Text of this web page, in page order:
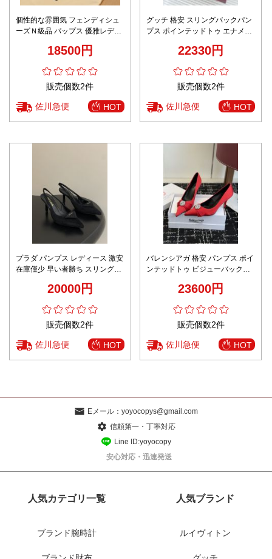
個性的な雰囲気 フェンディシュ
ーズＮ級品 パップス 優雅レディ
18500円
販売個数2件
佐川急便 HOT
グッチ 格安 スリングバックパン
プス ポインテッドトゥ エナメル
22330円
販売個数2件
佐川急便 HOT
プラダ パンプス レディース 激安
在庫僅少 早い者勝ち スリングバ
デル 上品で洗練された印象
20000円
販売個数2件
佐川急便 HOT
バレンシアガ 格安 パンプス ポイ
ンテッドトゥ ビジューバックル
23600円
販売個数2件
佐川急便 HOT
Eメール： yoyocopys@gmail.com
信頼第一・丁寧対応
Line ID:yoyocopy
安心対応・迅速発送
人気カテゴリ一覧
ブランド腕時計
人気ブランド
ルイヴィトン